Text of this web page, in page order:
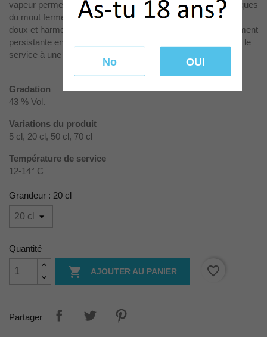
No OUI
vapeur permet de recueillir et valoriser les senteurs aromatiques
du mout fermenté. Suave et envoutante à l’odorat, un plaisir
doux et harmonieux qui se développe à la dégustation. Finement
persistante en bouche après l’avoir dégustée. Il est conseillé le
service à une température de 12-14°C dans un verre tulipe.
Gradation
43 % Vol.
Variations du produit
5 cl, 20 cl, 50 cl, 70 cl
Température de service
12-14° C
Grandeur : 20 cl
Quantité
 AJOUTER AU PANIER favorite_border
Partager